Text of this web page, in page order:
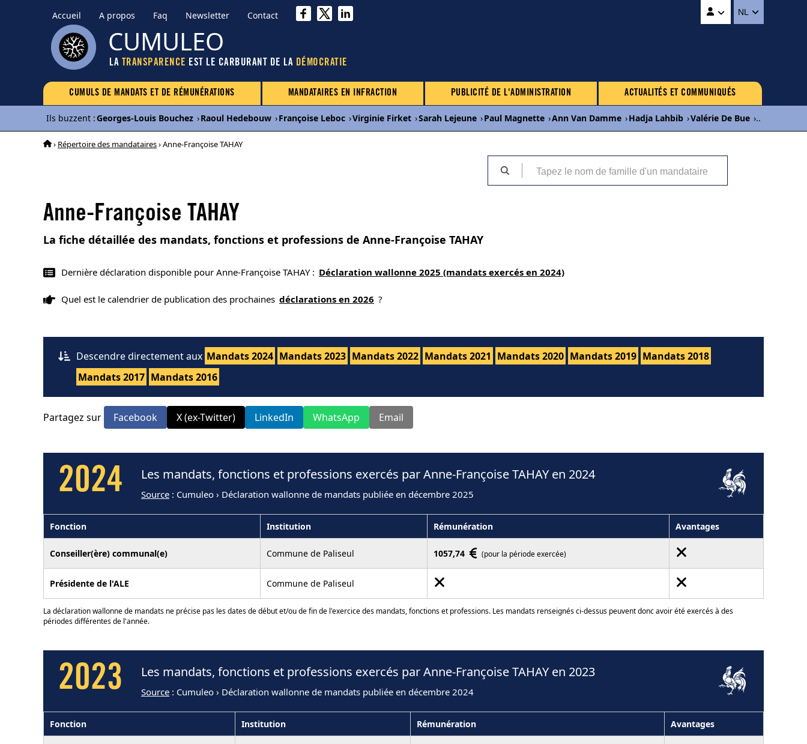
Accueil A propos Faq Newsletter Contact NL
CUMULEO
LA TRANSPARENCE EST LE CARBURANT DE LA DÉMOCRATIE
CUMULS DE MANDATS ET DE RÉMUNÉRATIONS MANDATAIRES EN INFRACTION PUBLICITÉ DE L'ADMINISTRATION ACTUALITÉS ET COMMUNIQUÉS
Ils buzzent :Georges-Louis Bouchez ›Raoul Hedebouw ›Françoise Leboc ›Virginie Firket ›Sarah Lejeune ›Paul Magnette ›Ann Van Damme ›Hadja Lahbib ›Valérie De Bue ›...
› Répertoire des mandataires› Anne-Françoise TAHAY
Anne-Françoise TAHAY
La fiche détaillée des mandats, fonctions et professions de Anne-Françoise TAHAY
Dernière déclaration disponible pour Anne-Françoise TAHAY : Déclaration wallonne 2025 (mandats exercés en 2024)
Quel est le calendrier de publication des prochaines déclarations en 2026 ?
Descendre directement aux Mandats 2024 Mandats 2023 Mandats 2022 Mandats 2021 Mandats 2020 Mandats 2019 Mandats 2018
Mandats 2017 Mandats 2016
Partagez sur Facebook X (ex-Twitter) LinkedIn WhatsApp Email
2024 Les mandats, fonctions et professions exercés par Anne-Françoise TAHAY en 2024
Source : Cumuleo › Déclaration wallonne de mandats publiée en décembre 2025
Fonction Institution Rémunération Avantages
Conseiller(ère) communal(e) Commune de Paliseul 1057,74 (pour la période exercée)
Présidente de l'ALE Commune de Paliseul
La déclaration wallonne de mandats ne précise pas les dates de début et/ou de fin de l'exercice des mandats, fonctions et professions. Les mandats renseignés ci-dessus peuvent donc avoir été exercés à des
périodes différentes de l'année.
2023 Les mandats, fonctions et professions exercés par Anne-Françoise TAHAY en 2023
Source : Cumuleo › Déclaration wallonne de mandats publiée en décembre 2024
Fonction Institution Rémunération Avantages